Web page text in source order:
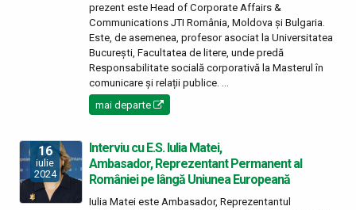
prezent este Head of Corporate Affairs &
Communications JTI România, Moldova și Bulgaria.
Este, de asemenea, profesor asociat la Universitatea
București, Facultatea de litere, unde predă
Responsabilitate socială corporativă la Masterul în
comunicare și relații publice. ...
mai departe
16
iulie
2024
Interviu cu E.S. Iulia Matei,
Ambasador, Reprezentant Permanent al
României pe lângă Uniunea Europeană
Iulia Matei este Ambasador, Reprezentantul